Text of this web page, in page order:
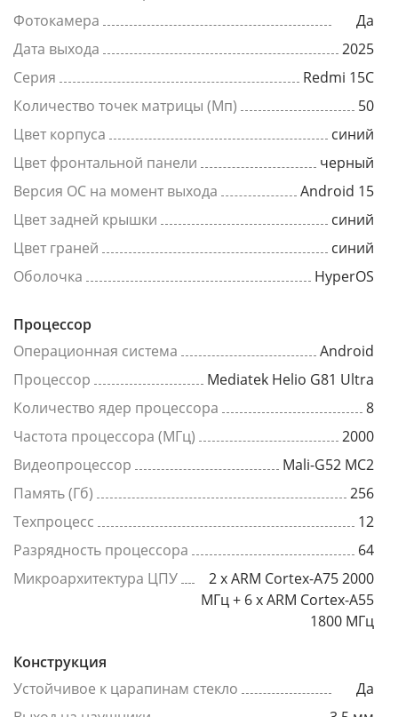
Фотокамера
Да
Дата выхода
2025
Серия
Redmi 15C
Количество точек матрицы (Мп)
50
Цвет корпуса
синий
Цвет фронтальной панели
черный
Версия ОС на момент выхода
Android 15
Цвет задней крышки
синий
Цвет граней
синий
Оболочка
HyperOS
Процессор
Операционная система
Android
Процессор
Mediatek Helio G81 Ultra
Количество ядер процессора
8
Частота процессора (МГц)
2000
Видеопроцессор
Mali-G52 MC2
Память (Гб)
256
Техпроцесс
12
Разрядность процессора
64
Микроархитектура ЦПУ
2 x ARM Cortex-A75 2000
МГц + 6 x ARM Cortex-A55
1800 МГц
Конструкция
Устойчивое к царапинам стекло
Да